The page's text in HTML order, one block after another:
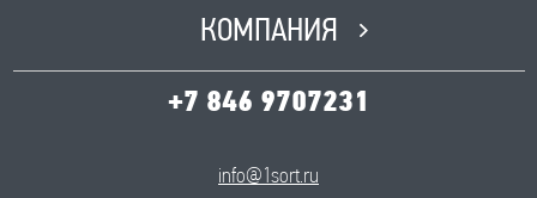
КОМПАНИЯ
+7 846 9707231
info@1sort.ru